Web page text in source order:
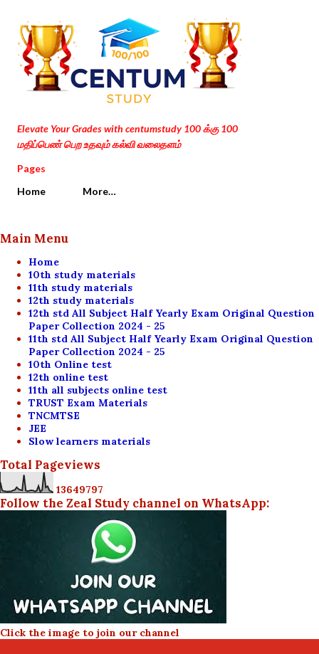
Skip to main content
Elevate Your Grades with centumstudy 100 க்கு 100
மதிப்பெண் பெற உதவும் கல்வி வலைதளம்
Pages
Home
More…
Main Menu
Home
10th study materials
11th study materials
12th study materials
12th std All Subject Half Yearly Exam Original Question
Paper Collection 2024 - 25
11th std All Subject Half Yearly Exam Original Question
Paper Collection 2024 - 25
10th Online test
12th online test
11th all subjects online test
TRUST Exam Materials
TNCMTSE
JEE
Slow learners materials
Total Pageviews
13649797
Follow the Zeal Study channel on WhatsApp:
Click the image to join our channel